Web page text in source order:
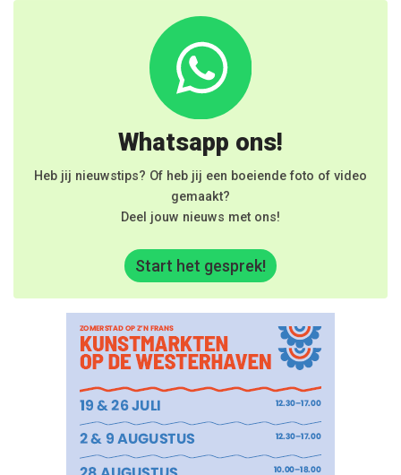
Whatsapp ons!
Heb jij nieuwstips? Of heb jij een boeiende foto of video
gemaakt?
Deel jouw nieuws met ons!
Start het gesprek!